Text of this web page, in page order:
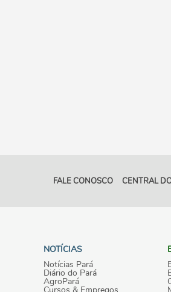
FALE CONOSCO CENTRAL
NOTÍCIAS
Notícias Pará
Diário do Pará
AgroPará
Cursos & Empregos